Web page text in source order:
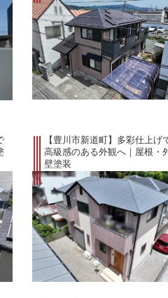
【豊川市新道町】多彩仕上げ
高級感のある外観へ｜屋根・
壁塗装
施工事例